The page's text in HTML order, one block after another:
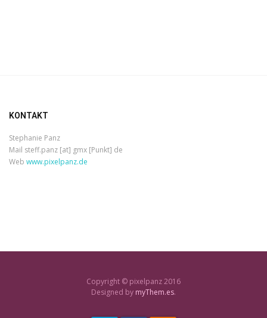
KONTAKT
Stephanie Panz
Mail steff.panz [at] gmx [Punkt] de
Web www.pixelpanz.de
Copyright © pixelpanz 2016
Designed by myThem.es.